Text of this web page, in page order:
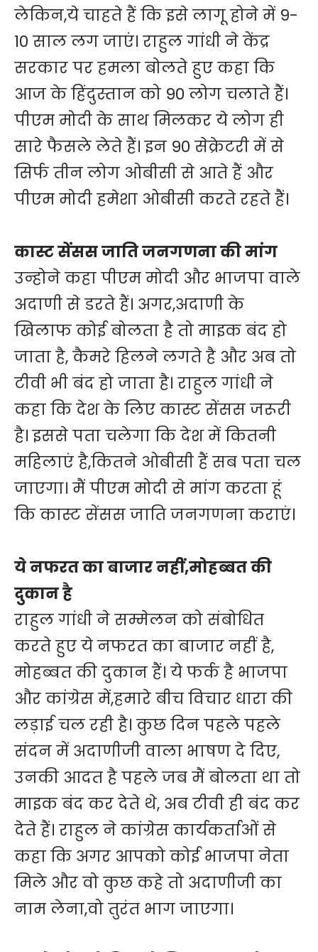
लेकिन,ये चाहते हैं कि इसे लागू होने में 9-
10 साल लग जाएं। राहुल गांधी ने केंद्र
सरकार पर हमला बोलते हुए कहा कि
आज के हिंदुस्तान को 90 लोग चलाते हैं।
पीएम मोदी के साथ मिलकर ये लोग ही
सारे फैसले लेते हैं। इन 90 सेक्रेटरी में से
सिर्फ तीन लोग ओबीसी से आते हैं और
पीएम मोदी हमेशा ओबीसी करते रहते हैं।
कास्ट सेंसस जाति जनगणना की मांग
उन्होने कहा पीएम मोदी और भाजपा वाले
अदाणी से डरते हैं। अगर,अदाणी के
खिलाफ कोई बोलता है तो माइक बंद हो
जाता है, कैमरे हिलने लगते है और अब तो
टीवी भी बंद हो जाता है। राहुल गांधी ने
कहा कि देश के लिए कास्ट सेंसस जरूरी
है। इससे पता चलेगा कि देश में कितनी
महिलाएं है,कितने ओबीसी हैं सब पता चल
जाएगा। मैं पीएम मोदी से मांग करता हूं
कि कास्ट सेंसस जाति जनगणना कराएं।
ये नफरत का बाजार नहीं,मोहब्बत की
दुकान है
राहुल गांधी ने सम्मेलन को संबोधित
करते हुए ये नफरत का बाजार नहीं है,
मोहब्बत की दुकान हैं। ये फर्क है भाजपा
और कांग्रेस में,हमारे बीच विचार धारा की
लड़ाई चल रही है। कुछ दिन पहले पहले
संदन में अदाणीजी वाला भाषण दे दिए,
उनकी आदत है पहले जब मैं बोलता था तो
माइक बंद कर देते थे, अब टीवी ही बंद कर
देते हैं। राहुल ने कांग्रेस कार्यकर्ताओं से
कहा कि अगर आपको कोई भाजपा नेता
मिले और वो कुछ कहे तो अदाणीजी का
नाम लेना,वो तुरंत भाग जाएगा।